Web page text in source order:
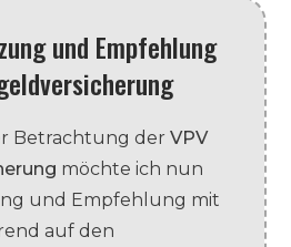
und Empfehlung
Betrachtung der VPV
möchte ich nun
und Empfehlung mit
auf den